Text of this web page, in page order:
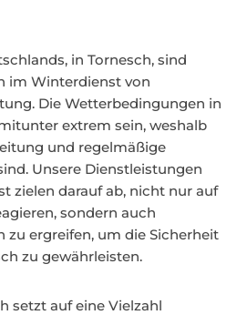
in Tornesch, sind
im Winterdienst von
Die Wetterbedingungen in
extrem sein, weshalb
und regelmäßige
Unsere Dienstleistungen
zielen darauf ab, nicht nur auf
sondern auch
zu ergreifen, um die Sicherheit
zu gewährleisten.
setzt auf eine Vielzahl